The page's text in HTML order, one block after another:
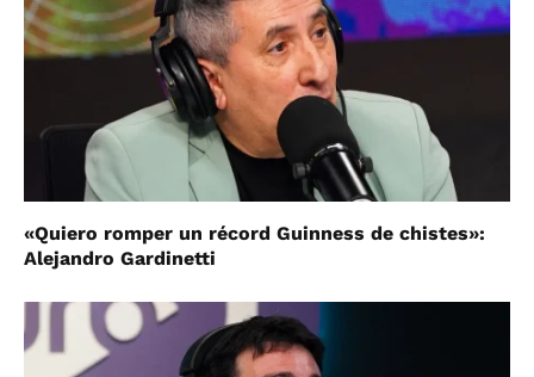
«Quiero romper un récord Guinness de chistes»:
Alejandro Gardinetti